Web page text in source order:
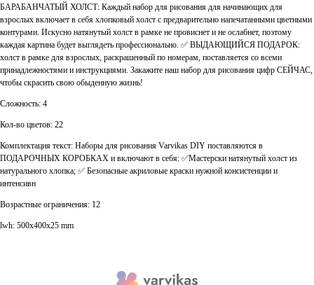
БАРАБАНЧАТЫЙ ХОЛСТ: Каждый набор для рисования для начинающих для
взрослых включает в себя хлопковый холст с предварительно напечатанными цветными
контурами. Искусно натянутый холст в рамке не провиснет и не ослабнет, поэтому
каждая картина будет выглядеть профессионально. ✅ ВЫДАЮЩИЙСЯ ПОДАРОК:
холст в рамке для взрослых, раскрашенный по номерам, поставляется со всеми
принадлежностями и инструкциями. Закажите наш набор для рисования цифр СЕЙЧАС,
чтобы скрасить свою обыденную жизнь!
Сложность: 4
Кол-во цветов: 22
Комплектация текст: Наборы для рисования Varvikas DIY поставляются в
ПОДАРОЧНЫХ КОРОБКАХ и включают в себя: ✅Мастерски натянутый холст из
натурального хлопка; ✅ Безопасные акриловые краски нужной консистенции и
интенсивн
Возрастные ограничения: 12
lwh: 500x400x25 mm